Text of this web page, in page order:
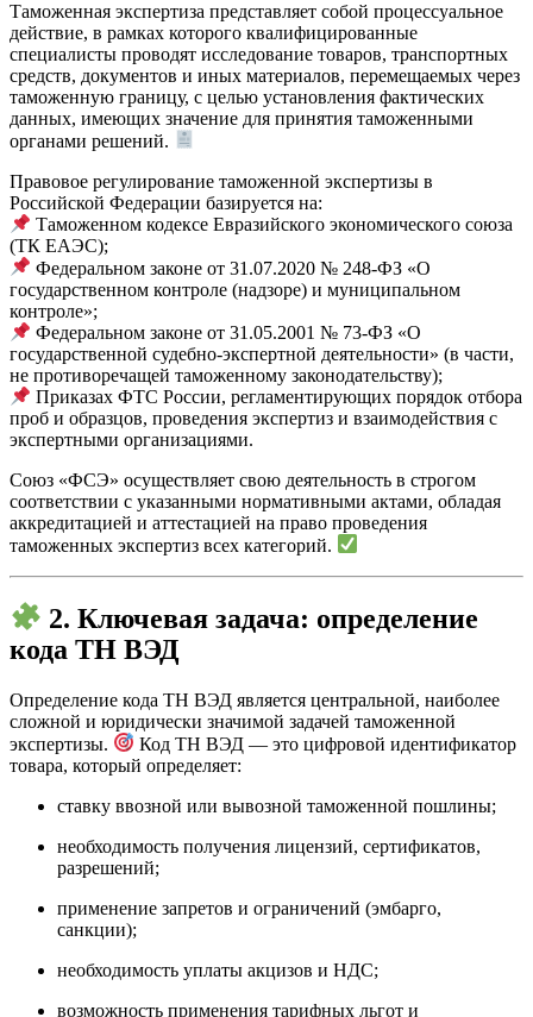
Таможенная экспертиза представляет собой процессуальное
действие, в рамках которого квалифицированные
специалисты проводят исследование товаров, транспортных
средств, документов и иных материалов, перемещаемых через
таможенную границу, с целью установления фактических
данных, имеющих значение для принятия таможенными
органами решений.
Правовое регулирование таможенной экспертизы в
Российской Федерации базируется на:
Таможенном кодексе Евразийского экономического союза
(ТК ЕАЭС);
Федеральном законе от 31.07.2020 № 248-ФЗ «О
государственном контроле (надзоре) и муниципальном
контроле»;
Федеральном законе от 31.05.2001 № 73-ФЗ «О
государственной судебно-экспертной деятельности» (в части,
не противоречащей таможенному законодательству);
Приказах ФТС России, регламентирующих порядок отбора
проб и образцов, проведения экспертиз и взаимодействия с
экспертными организациями.
Союз «ФСЭ» осуществляет свою деятельность в строгом
соответствии с указанными нормативными актами, обладая
аккредитацией и аттестацией на право проведения
таможенных экспертиз всех категорий.
2. Ключевая задача: определение
кода ТН ВЭД
Определение кода ТН ВЭД является центральной, наиболее
сложной и юридически значимой задачей таможенной
экспертизы.
Код ТН ВЭД — это цифровой идентификатор
товара, который определяет:
ставку ввозной или вывозной таможенной пошлины;
необходимость получения лицензий, сертификатов,
разрешений;
применение запретов и ограничений (эмбарго,
санкции);
необходимость уплаты акцизов и НДС;
возможность применения тарифных льгот и